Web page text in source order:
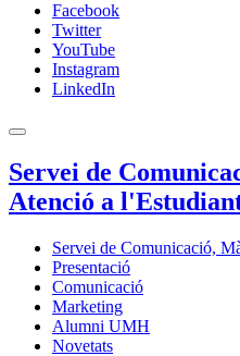
Facebook
Twitter
YouTube
Instagram
LinkedIn
Servei de
Atenció a
Servei de Comunicació,
Presentació
Comunicació
Marketing
Alumni UMH
Novetats